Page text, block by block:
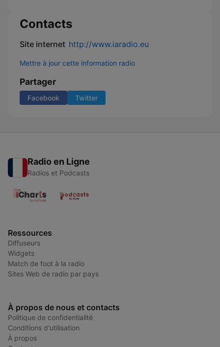
Contacts
Site internet http://www.iaradio.eu
Mettre à jour cette information radio
Partager
Facebook Twitter
Radio en Ligne
Radios et Podcasts
Ressources
Diffuseurs
Widgets
Match de foot à la radio
Sites Web de radio par pays
À propos de nous et contacts
Politique de confidentialité
Conditions d'utilisation
À propos